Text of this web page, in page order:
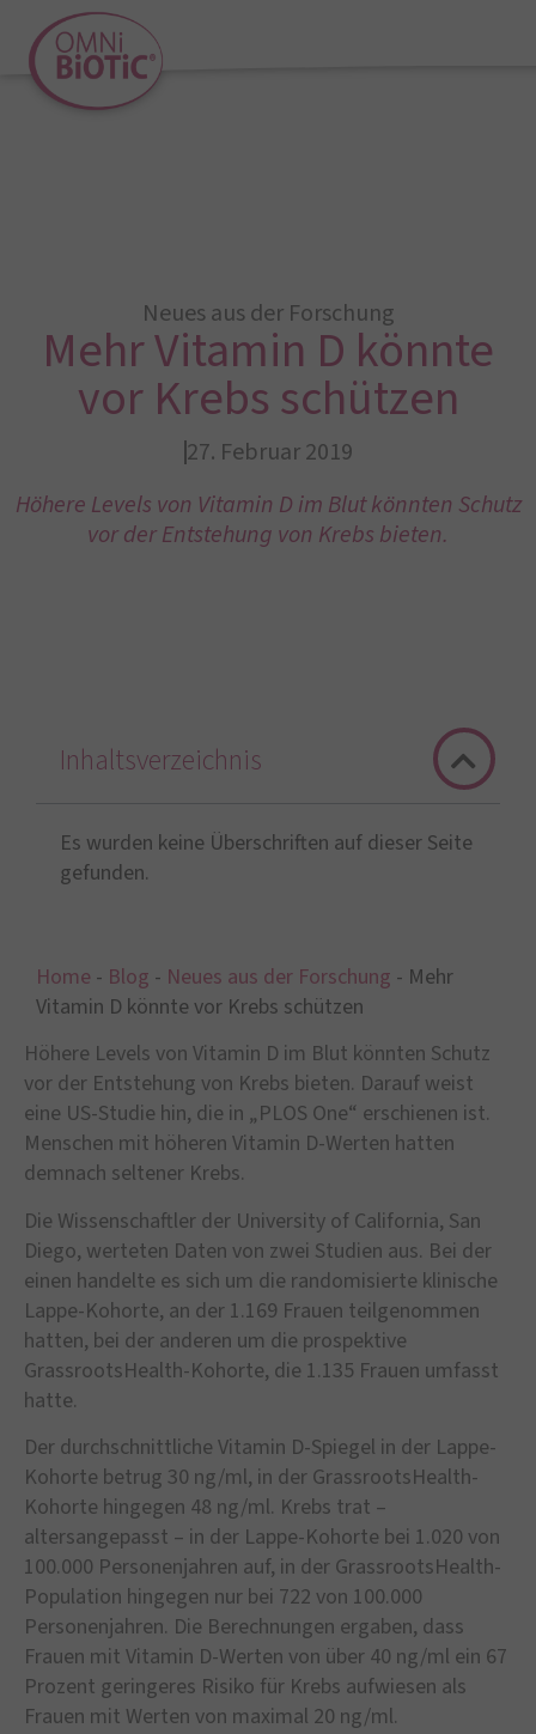
Neues aus der Forschung
Mehr Vitamin D könnte
vor Krebs schützen
27. Februar 2019
Höhere Levels von Vitamin D im Blut könnten Schutz
vor der Entstehung von Krebs bieten.
Home - Blog - Neues aus der Forschung - Mehr
Vitamin D könnte vor Krebs schützen
Höhere Levels von Vitamin D im Blut könnten Schutz
vor der Entstehung von Krebs bieten. Darauf weist
eine US-Studie hin, die in „PLOS One“ erschienen ist.
Menschen mit höheren Vitamin D-Werten hatten
demnach seltener Krebs.
Die Wissenschaftler der University of California, San
Diego, werteten Daten von zwei Studien aus. Bei der
einen handelte es sich um die randomisierte klinische
Lappe-Kohorte, an der 1.169 Frauen teilgenommen
hatten, bei der anderen um die prospektive
GrassrootsHealth-Kohorte, die 1.135 Frauen umfasst
hatte.
Der durchschnittliche Vitamin D-Spiegel in der Lappe-
Kohorte betrug 30 ng/ml, in der GrassrootsHealth-
Kohorte hingegen 48 ng/ml. Krebs trat –
altersangepasst – in der Lappe-Kohorte bei 1.020 von
100.000 Personenjahren auf, in der GrassrootsHealth-
Population hingegen nur bei 722 von 100.000
Personenjahren. Die Berechnungen ergaben, dass
Frauen mit Vitamin D-Werten von über 40 ng/ml ein 67
Prozent geringeres Risiko für Krebs aufwiesen als
Frauen mit Werten von maximal 20 ng/ml.
Inhaltsverzeichnis
Es wurden keine Überschriften auf dieser Seite
gefunden.